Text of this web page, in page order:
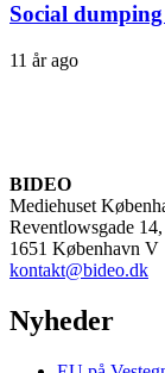
Social
11 år ago
BIDEO
Mediehuset
Reventlowsgade
1651 København V
kontakt@bideo.dk
Nyheder